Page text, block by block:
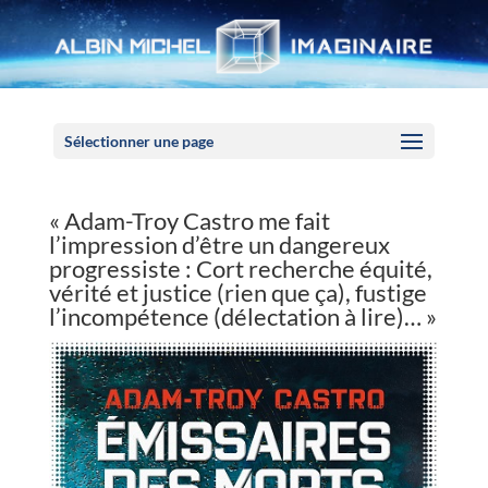
Sélectionner une page
« Adam-Troy Castro me fait
l’impression d’être un dangereux
progressiste : Cort recherche équité,
vérité et justice (rien que ça), fustige
l’incompétence (délectation à lire)… »
Panneau de gestion des cookies